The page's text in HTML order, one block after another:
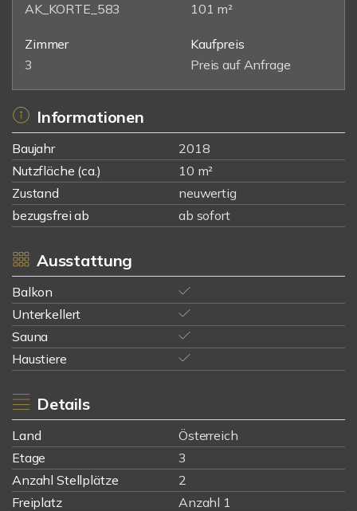
AK_KORTE_583
101 m²
Zimmer
3
Kaufpreis
Preis auf Anfrage
Informationen
Baujahr
2018
Nutzfläche (ca.)
10 m²
Zustand
neuwertig
bezugsfrei ab
ab sofort
Ausstattung
Balkon
Unterkellert
Sauna
Haustiere
Details
Land
Österreich
Etage
3
Anzahl Stellplätze
2
Freiplatz
Anzahl 1